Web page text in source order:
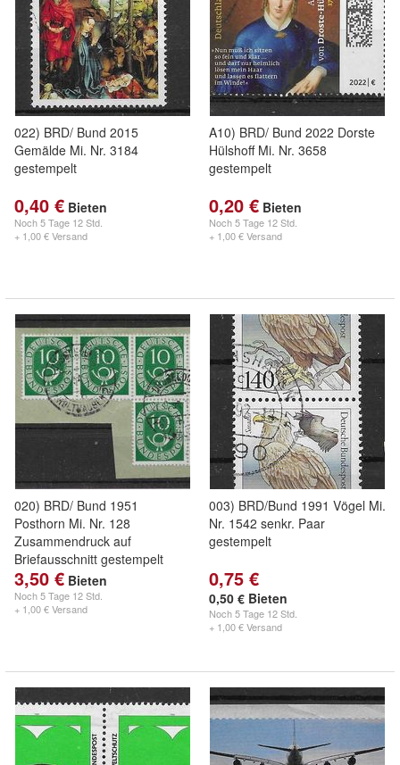
022) BRD/ Bund 2015
Gemälde Mi. Nr. 3184
gestempelt
0,40 € Bieten
Noch5 Tage 12 Std.
+ 1,00 € Versand
A10) BRD/ Bund 2022 Dorste
Hülshoff Mi. Nr. 3658
gestempelt
0,20 € Bieten
Noch5 Tage 12 Std.
+ 1,00 € Versand
020) BRD/ Bund 1951
Posthorn Mi. Nr. 128
Zusammendruck auf
Briefausschnitt gestempelt
3,50 € Bieten
Noch5 Tage 12 Std.
+ 1,00 € Versand
003) BRD/Bund 1991 Vögel Mi.
Nr. 1542 senkr. Paar
gestempelt
0,75 €
0,50 € Bieten
Noch5 Tage 12 Std.
+ 1,00 € Versand